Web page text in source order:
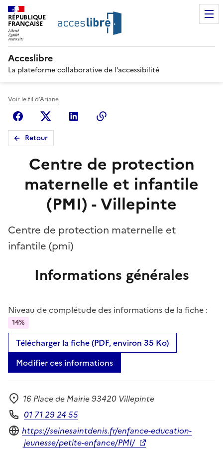
RÉPUBLIQUE
FRANÇAISE
Acceslibre
La plateforme collaborative de l’accessibilité
Voir le fil d'Ariane
FacebookX (anciennement Twitter)
Linkedin
Retour
Centre de protection
maternelle et infantile
(PMI) - Villepinte
Centre de protection maternelle et
infantile (pmi)
Informations générales
Niveau de complétude des informations de la fiche :
14%
Télécharger la fiche (PDF, environ 35 Ko)
Modifier ces informations
Adresse
16 Place de Mairie 93420 Villepinte
Téléphone
01 71 29 24 55
Site internet
https://seinesaintdenis.fr/enfance-education-
jeunesse/petite-enfance/PMI/